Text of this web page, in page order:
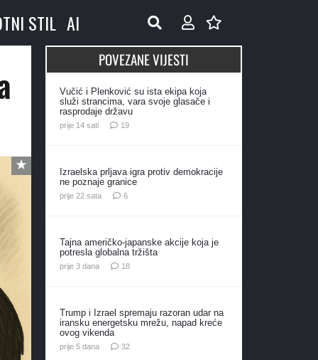
STIL AI
POVEZANE VIJESTI
Vučić i Plenković su ista ekipa koja
služi strancima, vara svoje glasače i
rasprodaje državu
prije 14 sati 19komentara
Izraelska prljava igra protiv demokracije
ne poznaje granice
prije 22 sata 6komentara
Tajna američko-japanske akcije koja je
potresla globalna tržišta
prije 3 dana 18komentara
Trump i Izrael spremaju razoran udar na
iransku energetsku mrežu, napad kreće
ovog vikenda
prije 5 dana 32komentara